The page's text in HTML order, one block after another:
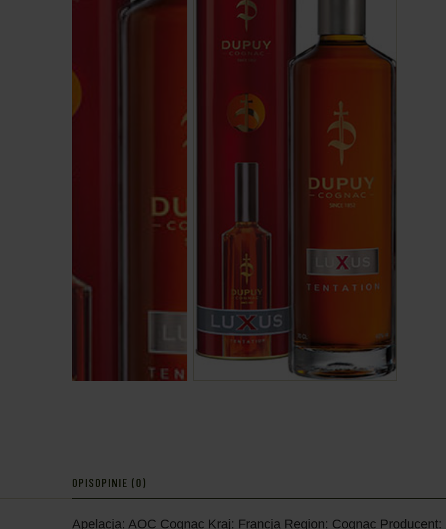
OPISOPINIE (0)
Apelacja: AOC Cognac Kraj: Francja Region: Cognac Producent: